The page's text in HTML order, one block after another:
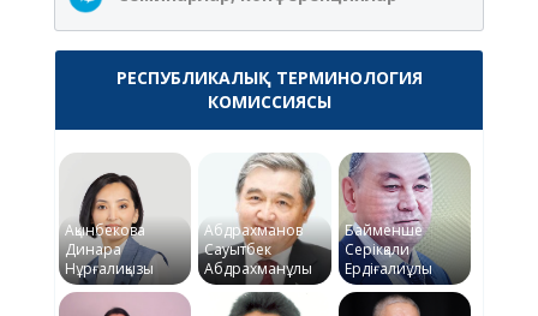
РЕСПУБЛИКАЛЫҚ ТЕРМИНОЛОГИЯ
КОМИССИЯСЫ
Ақынбекова
Динара
Нұрғалиқызы
Абдрахманов
Сауытбек
Абдрахманұлы
Байменше
Серікқали
Ердіғалиұлы